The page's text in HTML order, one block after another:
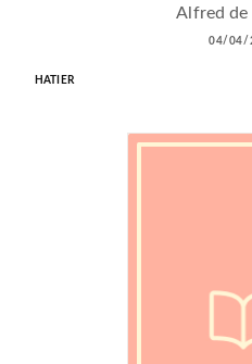
Alfred de
04/04/
HATIER